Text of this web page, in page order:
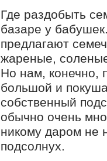
Где раздобыть
базаре у
предлагают
жареные,
Но нам, конечно,
большой и
собственный
обычно очень
никому даром не
подсолнух.